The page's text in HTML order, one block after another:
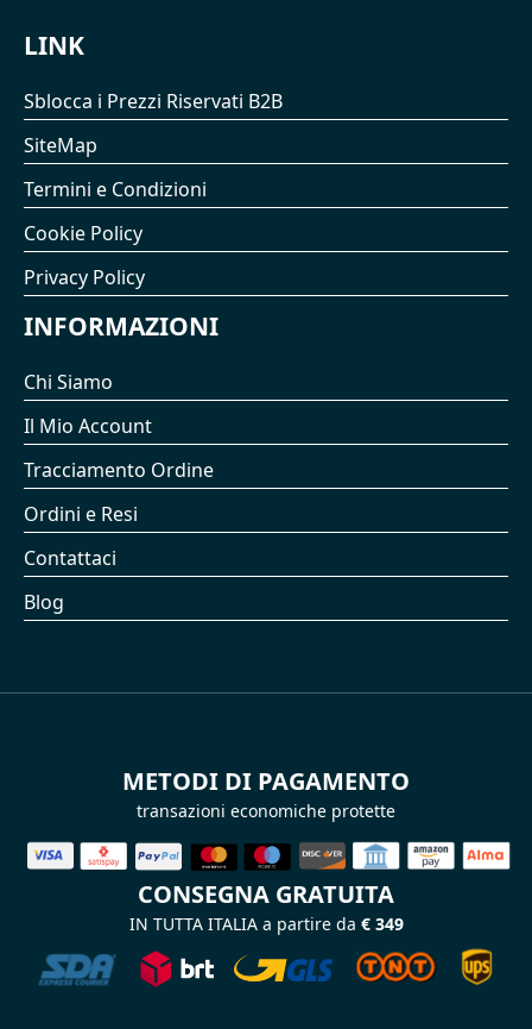
LINK
Sblocca i Prezzi Riservati B2B
SiteMap
Termini e Condizioni
Cookie Policy
Privacy Policy
INFORMAZIONI
Chi Siamo
Il Mio Account
Tracciamento Ordine
Ordini e Resi
Contattaci
Blog
METODI DI PAGAMENTO
transazioni economiche protette
CONSEGNA GRATUITA
IN TUTTA ITALIA a partire da € 349